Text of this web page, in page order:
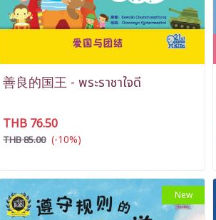
善良的国王 - พระราชาใจดี
THB 76.50
THB 85.00 (-10%)
New